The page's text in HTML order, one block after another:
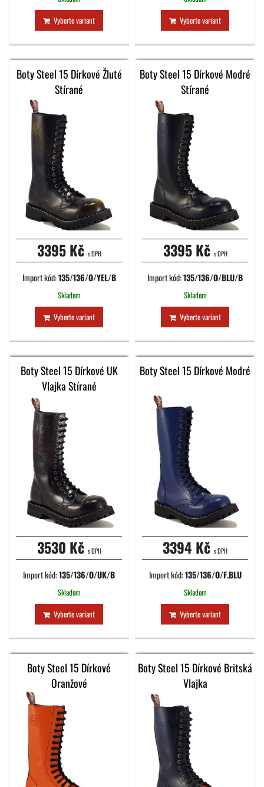
Vyberte variant
Vyberte variant
Boty Steel 15 Dírkové Žluté
Stírané
3395 Kč s DPH
Import kód:135/136/O/YEL/B
Skladom
Vyberte variant
Boty Steel 15 Dírkové Modré
Stírané
3395 Kč s DPH
Import kód:135/136/O/BLU/B
Skladom
Vyberte variant
Boty Steel 15 Dírkové UK
Vlajka Stírané
3530 Kč s DPH
Import kód:135/136/O/UK/B
Skladom
Vyberte variant
Boty Steel 15 Dírkové Modré
3394 Kč s DPH
Import kód:135/136/O/F.BLU
Skladom
Vyberte variant
Boty Steel 15 Dírkové
Oranžové
Boty Steel 15 Dírkové Britská
Vlajka